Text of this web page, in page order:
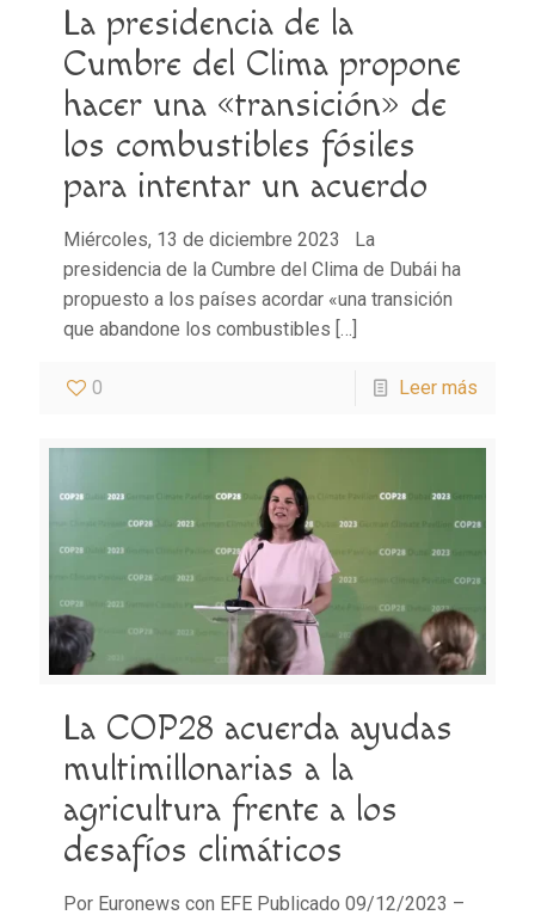
La presidencia de la
Cumbre del Clima propone
hacer una «transición» de
los combustibles fósiles
para intentar un acuerdo
Miércoles, 13 de diciembre 2023 La
presidencia de la Cumbre del Clima de Dubái ha
propuesto a los países acordar «una transición
que abandone los combustibles […]
0 Leer más
La COP28 acuerda ayudas
multimillonarias a la
agricultura frente a los
desafíos climáticos
Por Euronews con EFE Publicado 09/12/2023 –